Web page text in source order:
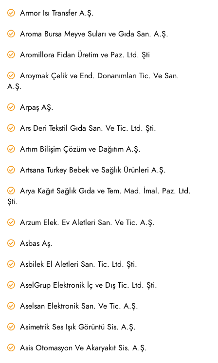
Armor Isı Transfer A.Ş.
Aroma Bursa Meyve Suları ve Gıda San. A.Ş.
Aromillora Fidan Üretim ve Paz. Ltd. Şti
Aroymak Çelik ve End. Donanımları Tic. Ve San.
A.Ş.
Arpaş AŞ.
Ars Deri Tekstil Gıda San. Ve Tic. Ltd. Şti.
Artım Bilişim Çözüm ve Dağıtım A.Ş.
Artsana Turkey Bebek ve Sağlık Ürünleri A.Ş.
Arya Kağıt Sağlık Gıda ve Tem. Mad. İmal. Paz. Ltd.
Şti.
Arzum Elek. Ev Aletleri San. Ve Tic. A.Ş.
Asbas Aş.
Asbilek El Aletleri San. Tic. Ltd. Şti.
AselGrup Elektronik İç ve Dış Tic. Ltd. Şti.
Aselsan Elektronik San. Ve Tic. A.Ş.
Asimetrik Ses Işık Görüntü Sis. A.Ş.
Asis Otomasyon Ve Akaryakıt Sis. A.Ş.